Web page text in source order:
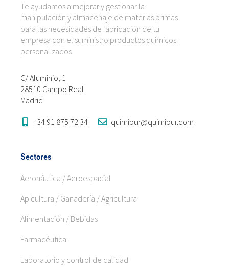
Te ayudamos a mejorar y gestionar la
manipulación y almacenaje de materias primas
para las necesidades de fabricación de tu
empresa con el suministro productos químicos
personalizados.
C/ Aluminio, 1
28510 Campo Real
Madrid
+34 91 875 72 34 quimipur@quimipur.com
Sectores
Aeronáutica / Aeroespacial
Apicultura / Ganadería / Agricultura
Alimentación / Bebidas
Farmacéutica
Laboratorio y control de calidad